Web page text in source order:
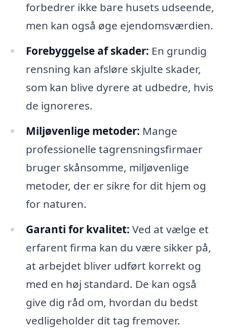
forbedrer ikke bare husets udseende,
men kan også øge ejendomsværdien.
Forebyggelse af skader: En grundig
rensning kan afsløre skjulte skader,
som kan blive dyrere at udbedre, hvis
de ignoreres.
Miljøvenlige metoder: Mange
professionelle tagrensningsfirmaer
bruger skånsomme, miljøvenlige
metoder, der er sikre for dit hjem og
for naturen.
Garanti for kvalitet: Ved at vælge et
erfarent firma kan du være sikker på,
at arbejdet bliver udført korrekt og
med en høj standard. De kan også
give dig råd om, hvordan du bedst
vedligeholder dit tag fremover.